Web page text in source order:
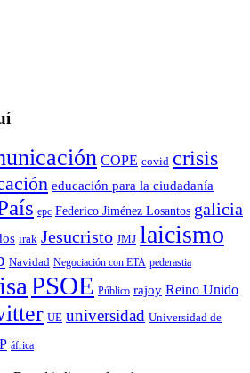
COPE covid crisis
educación para la ciudadaní­a
epc Federico Jiménez Losantos galicia
irak Jesucristo JMJ laicismo
Navidad Negociación con ETA pederastia
PSOE Público rajoy Reino Unido
UE universidad Universidad de
áfrica